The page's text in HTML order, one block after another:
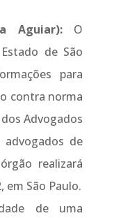
Aguiar): O
de São
para
contra norma
Advogados
advogados de
realizará
em São Paulo.
de uma